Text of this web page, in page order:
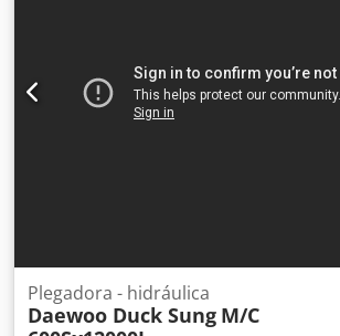
del eje X: 260 mm Recorrido del eje Z: 800
rápido: X 20 m/min, Z 24 m/min
Sistema de refrigeración Transportador
Plegadora - hidráulica
Daewoo Duck Sung M/C